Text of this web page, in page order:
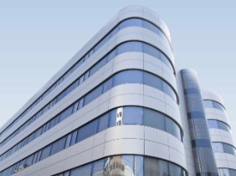
国際イニシアティブ / 外部認証・評価